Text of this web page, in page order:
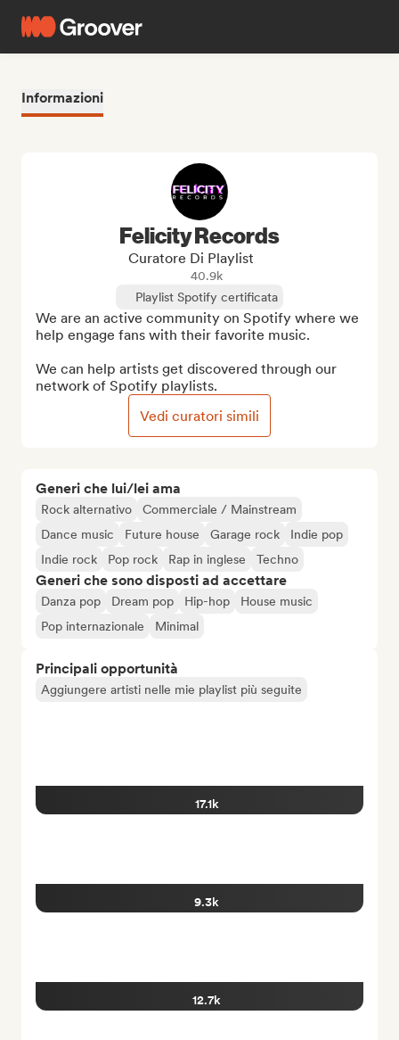
Informazioni
Generi che lui/lei ama
Rock alternativo
Commerciale / Mainstream
Dance music
Future house Garage rock
Indie pop
Indie rock
Pop rock Rap in inglese Techno
Generi che sono disposti ad accettare
Danza pop Dream pop Hip-hop
House music
Pop internazionale
Minimal
Principali opportunità
Aggiungere artisti nelle mie playlist più seguite
17.1k
9.3k
12.7k
Felicity Records
Curatore Di Playlist
40.9k
Playlist Spotify certificata
We are an active community on Spotify where we
help engage fans with their favorite music.
We can help artists get discovered through our
network of Spotify playlists.
Vedi curatori simili